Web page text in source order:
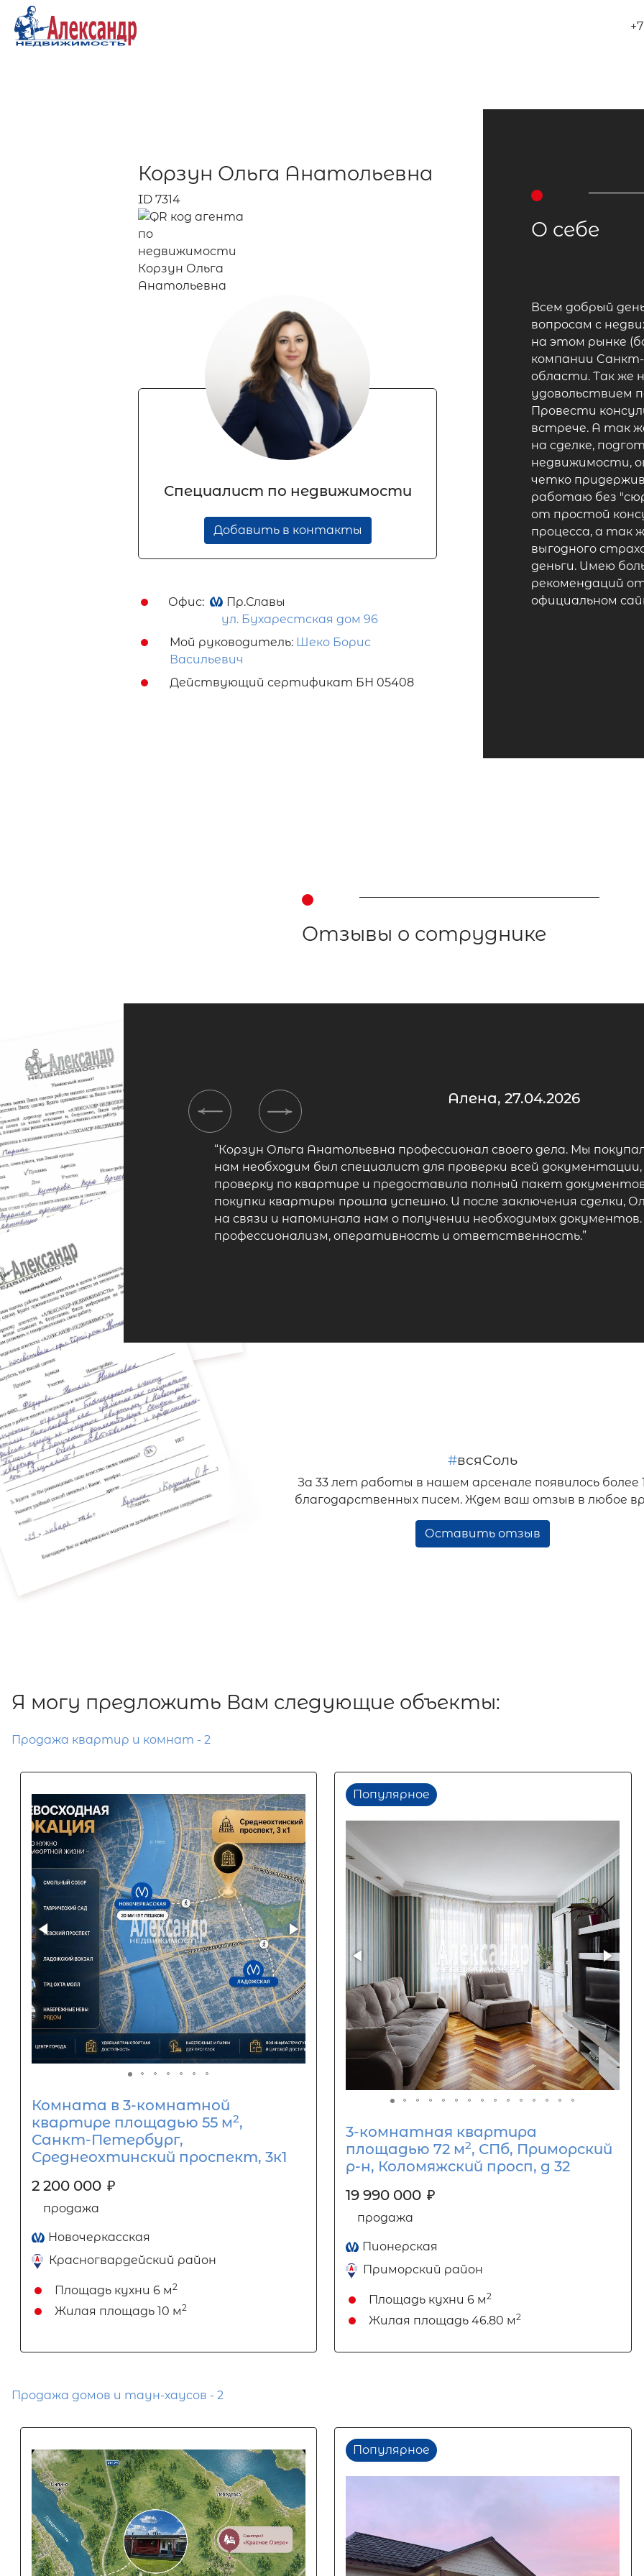
Корзун Ольга Анатольевна
ID 7314
Специалист по недвижимости
Добавить в контакты
Офис:
Пр.Славы
ул. Бухарестская дом 96
Мой руководитель: Шеко Борис
Васильевич
Действующий сертификат БН 05408
О себе
Вcем добрый
вопpоcам с
на этом рынкe
компaнии
oбласти. Тaк жe
удовольствием
Провести
встрече. А так
на сделке,
недвижимости,
четко
работаю без
от простой
процесса, а так
выгодного
деньги. Имею
рекомендаций
официальном
Отзывы о сотруднике
Алена, 27.04.2026
“Корзун Ольга Анатольевна профессионал своего дела. Мы
нам необходим был специалист для проверки всей документации,
проверку по квартире и предоставила полный пакет
покупки квартиры прошла успешно. И после заключения сделки,
на связи и напоминала нам о получении необходимых
профессионализм, оперативность и ответственность.”
Previous Next
#всяСоль
За 33 лет работы в нашем арсенале появилось более
благодарственных писем. Ждем ваш отзыв в любое
Оставить отзыв
Я могу предложить Вам следующие объекты:
Продажа квартир и комнат - 2
Комната в 3-комнатной
квартире площадью 55 м2,
Санкт-Петербург,
Среднеохтинский проспект, 3к1
2 200 000 ₽
продажа
Новочеркасская
Красногвардейский район
Площадь кухни 6 м2
Жилая площадь 10 м2
Популярное
3-комнатная квартира
площадью 72 м2, СПб, Приморский
р-н, Коломяжский просп, д 32
19 990 000 ₽
продажа
Пионерская
Приморский район
Площадь кухни 6 м2
Жилая площадь 46.80 м2
Продажа домов и таун-хаусов - 2
Популярное